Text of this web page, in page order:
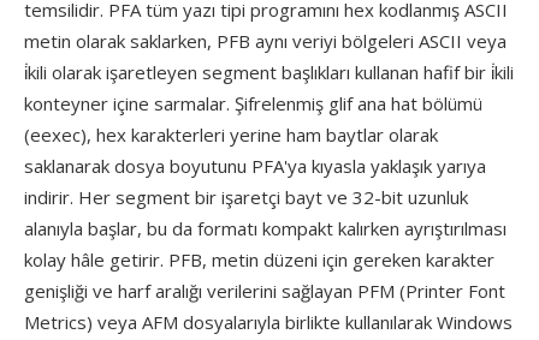
temsilidir. PFA tüm yazı tipi programını hex kodlanmış ASCII
metin olarak saklarken, PFB aynı veriyi bölgeleri ASCII veya
i̇kili olarak işaretleyen segment başlıkları kullanan hafif bir i̇kili
konteyner içine sarmalar. Şifrelenmiş glif ana hat bölümü
(eexec), hex karakterleri yerine ham baytlar olarak
saklanarak dosya boyutunu PFA'ya kıyasla yaklaşık yarıya
indirir. Her segment bir işaretçi bayt ve 32-bit uzunluk
alanıyla başlar, bu da formatı kompakt kalırken ayrıştırılması
kolay hâle getirir. PFB, metin düzeni için gereken karakter
genişliği ve harf aralığı verilerini sağlayan PFM (Printer Font
Metrics) veya AFM dosyalarıyla birlikte kullanılarak Windows